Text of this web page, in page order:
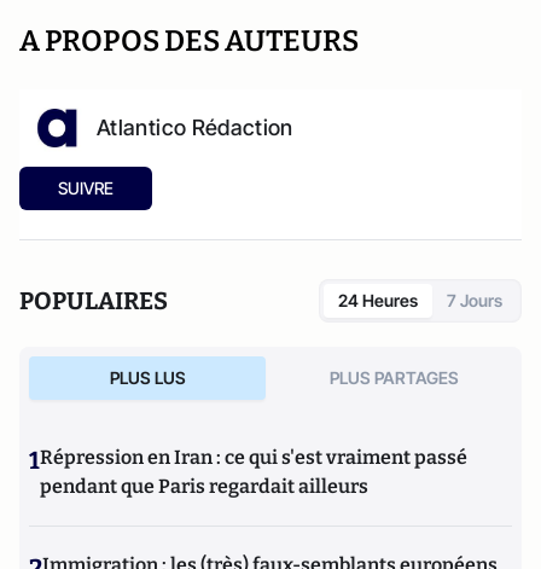
A PROPOS DES AUTEURS
Atlantico Rédaction
SUIVRE
POPULAIRES 24 Heures 7 Jours
PLUS LUS PLUS PARTAGES
1Répression en Iran : ce qui s'est vraiment passé
pendant que Paris regardait ailleurs